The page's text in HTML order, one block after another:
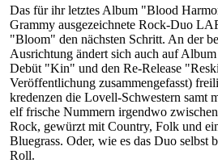
Das für ihr letztes Album "Blood
Grammy ausgezeichnete Rock-Duo
"Bloom" den nächsten Schritt. An der
Ausrichtung ändert sich auch auf
Debüt "Kin" und den Re-Release
Veröffentlichung zusammengefasst)
kredenzen die Lovell-Schwestern samt
elf frische Nummern irgendwo
Rock, gewürzt mit Country, Folk und
Bluegrass. Oder, wie es das Duo selbst
Roll.